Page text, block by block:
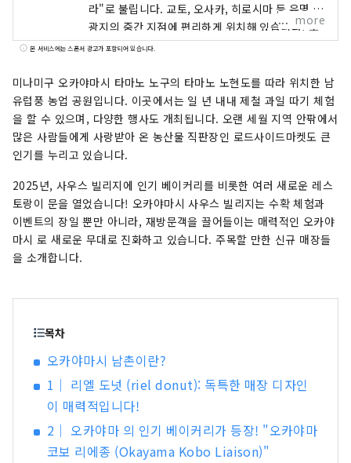
라"로 불립니다. 교토, 오사카, 히로시마 등 유명 관
광지의 중간 지점에 편리하게 위치해 있습니다! 또
한 세토 통해 시코쿠로 가는 관문이기도 합니다. 오
의 따뜻한 기후에서 햇볕을 듬뿍 받으며 자란 과일
은 단맛, 향, 풍미 면에서 최고 품질을 자랑합니다.
백도, 머스캣 포도, 피오네 포도 등 제철 과일을 즐
겨보세요! 오카야마 에는 오카야마 성, 일본 3대 정
원 중 하나인 오카야마 고라쿠엔, 역사와 문화, 예술
지가 있습니다!
more
본 서비스에는 스폰서 광고가 포함되어 있습니다.
미나미구 오카야마시 타마노 노구의 타마노 노현도를 따라 위치한 남
유럽풍 농업 공원입니다. 이곳에서는 일 년 내내 제철 과일 따기 체험
을 할 수 있으며, 다양한 행사도 개최됩니다. 오랜 세월 지역 안팎에서
많은 사람들에게 사랑받아 온 농산물 직판장인 로드사이드마켓도 큰
인기를 누리고 있습니다.
2025년, 사우스 빌리지에 인기 베이커리를 비롯한 여러 새로운 레스
토랑이 문을 열었습니다! 오카야마시 사우스 빌리지는 수확 체험과
이벤트의 장일 뿐만 아니라, 재방문객을 끌어들이는 매력적인 오카야
마시 로 새로운 무대로 진화하고 있습니다. 주목할 만한 신규 매장들
을 소개합니다.
목차
오카야마시 남촌이란?
1｜ 리엘 도넛 (riel donut): 독특한 매장 디자인
이 매력적입니다!
2｜ 오카야마 의 인기 베이커리가 등장! "오카야마
코보 리에종 (Okayama Kobo Liaison)"